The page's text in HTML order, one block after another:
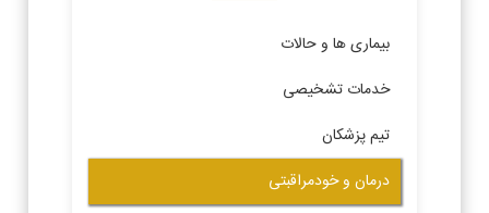
بیماری ها و حالات
خدمات تشخیصی
تیم پزشکان
درمان و خودمراقبتی